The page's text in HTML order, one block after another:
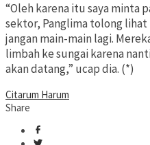
“Oleh karena itu saya minta
sektor, Panglima tolong
jangan main-main lagi.
limbah ke sungai karena
akan datang,” ucap dia. (*)
Citarum Harum
Share